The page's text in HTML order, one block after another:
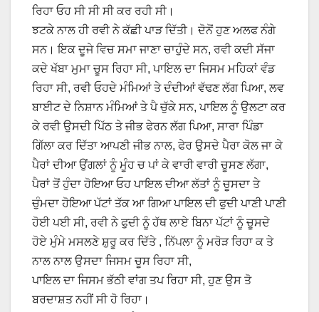
ਰਿਹਾ ਓਹ ਸੀ ਸੀ ਸੀ ਕਰ ਰਹੀ ਸੀ।
ਝਟਕੇ ਨਾਲ ਹੀ ਰਵੀ ਨੇ ਕੱਛੀ ਪਾੜ ਦਿੱਤੀ। ਦੋਨੋਂ ਹੁਣ ਅਲਫ ਨੰਗੇ
ਸਨ। ਇਕ ਦੂਜੇ ਵਿਚ ਸਮਾ ਜਾਣਾ ਚਾਹੁੰਦੇ ਸਨ, ਰਵੀ ਕਦੀ ਸੱਜਾ
ਕਦੇ ਖੱਬਾ ਮੁਮਾ ਚੂਸ ਰਿਹਾ ਸੀ, ਪਾਇਲ ਦਾ ਜਿਸਮ ਮਹਿਕਾਂ ਵੰਡ
ਰਿਹਾ ਸੀ, ਰਵੀ ਓਹਦੇ ਮੰਮਿਆਂ ਤੇ ਦੰਦੀਆਂ ਵੱਢਣ ਲੱਗ ਪਿਆ, ਲਵ
ਬਾਈਟ ਦੇ ਨਿਸ਼ਾਨ ਮੰਮਿਆਂ ਤੇ ਪੈ ਚੁੱਕੇ ਸਨ, ਪਾਇਲ ਨੂੰ ਉਲਟਾ ਕਰ
ਕੇ ਰਵੀ ਉਸਦੀ ਪਿੱਠ ਤੇ ਜੀਭ ਫੇਰਨ ਲੱਗ ਪਿਆ, ਸਾਰਾ ਪਿੰਡਾ
ਗਿੱਲਾ ਕਰ ਦਿੱਤਾ ਆਪਣੀ ਜੀਭ ਨਾਲ, ਫੇਰ ਉਸਦੇ ਪੈਰਾ ਕੋਲ ਜਾ ਕੇ
ਪੈਰਾਂ ਦੀਆ ਉਂਗਲਾਂ ਨੂੰ ਮੂੰਹ ਚ ਪਾਂ ਕੇ ਵਾਰੀ ਵਾਰੀ ਚੂਸਣ ਲੱਗਾ,
ਪੈਰਾਂ ਤੋਂ ਹੁੰਦਾ ਹੋਇਆ ਓਹ ਪਾਇਲ ਦੀਆ ਲੱਤਾਂ ਨੂੰ ਚੂਸਦਾ ਤੇ
ਚੁੰਮਦਾ ਹੋਇਆ ਪੱਟਾਂ ਤੱਕ ਆ ਗਿਆ ਪਾਇਲ ਦੀ ਫੁਦੀ ਪਾਣੀ ਪਾਣੀ
ਹੋਈ ਪਈ ਸੀ, ਰਵੀ ਨੇ ਫੁਦੀ ਨੂੰ ਹੱਥ ਲਾਏ ਬਿਨਾ ਪੱਟਾਂ ਨੂੰ ਚੂਸਦੇ
ਹੋਏ ਮੁੰਮੇ ਮਸਲਣੇ ਸ਼ੁਰੂ ਕਰ ਦਿੱਤੇ , ਨਿੱਪਲਾ ਨੂੰ ਮਰੋੜ ਰਿਹਾ ਕ ਤੇ
ਨਾਲ ਨਾਲ ਉਸਦਾ ਜਿਸਮ ਚੂਸ ਰਿਹਾ ਸੀ,
ਪਾਇਲ ਦਾ ਜਿਸਮ ਭੱਠੀ ਵਾਂਗ ਤਪ ਰਿਹਾ ਸੀ, ਹੁਣ ਉਸ ਤੋ
ਬਰਦਾਸ਼ਤ ਨਹੀਂ ਸੀ ਹੋ ਰਿਹਾ।